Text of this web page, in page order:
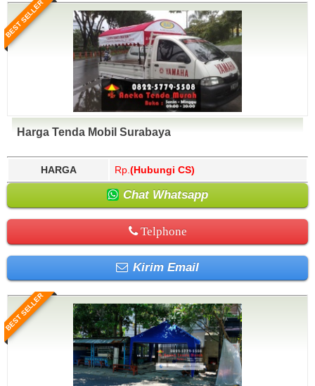
BEST SELLER
Harga Tenda Mobil Surabaya
HARGA Rp. (Hubungi CS)
Chat Whatsapp
Telphone
Kirim Email
BEST SELLER